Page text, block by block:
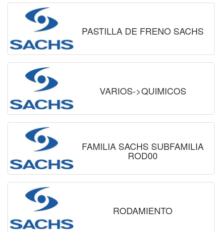
PASTILLA DE FRENO SACHS
VARIOS->QUIMICOS
FAMILIA SACHS SUBFAMILIA
ROD00
RODAMIENTO